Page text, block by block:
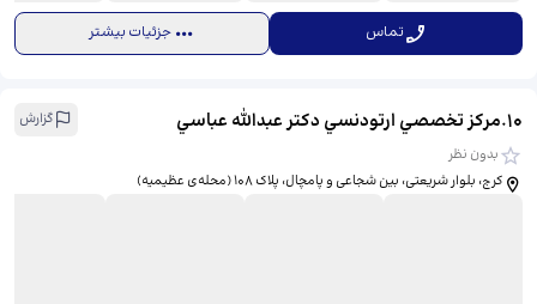
تماس جزئیات بیشتر
10
.مركز تخصصي ارتودنسي دكتر عبدالله عباسي
گزارش
بدون نظر
کرج، بلوار شریعتی، بین شجاعی و پامچال، پلاک 108 (محله‌ی عظیمیه)